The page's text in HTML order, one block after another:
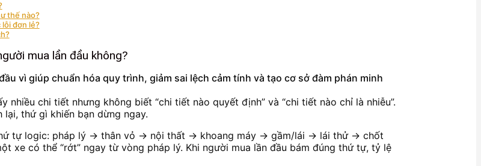
thế nào?
đơn lẻ?
mua lần đầu không?
vì giúp chuẩn hóa quy trình, giảm sai lệch cảm tính và tạo cơ sở đàm phán minh
chi tiết nhưng không biết “chi tiết nào quyết định” và “chi tiết nào chỉ là nhiễu”.
thứ gì khiến bạn dừng ngay.
tự logic: pháp lý → thân vỏ → nội thất → khoang máy → gầm/lái → lái thử → chốt
xe có thể “rớt” ngay từ vòng pháp lý. Khi người mua lần đầu bám đúng thứ tự, tỷ lệ